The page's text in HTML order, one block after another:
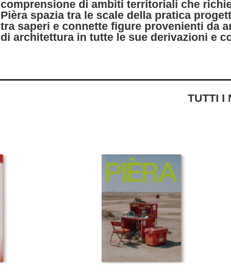
comprensione di ambiti territoriali che
Pièra spazia tra le scale della pratica
tra saperi e connette figure provenienti da
di architettura in tutte le sue derivazioni e
TUTTI I